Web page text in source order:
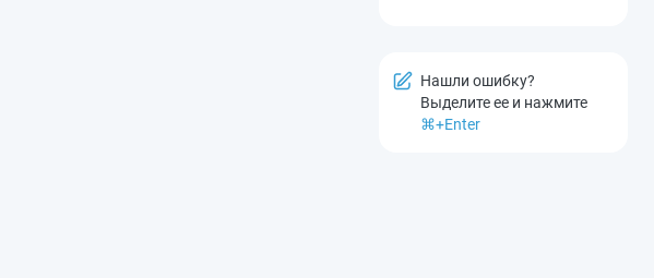
Нашли ошибку?
Выделите ее и нажмите
⌘+Enter